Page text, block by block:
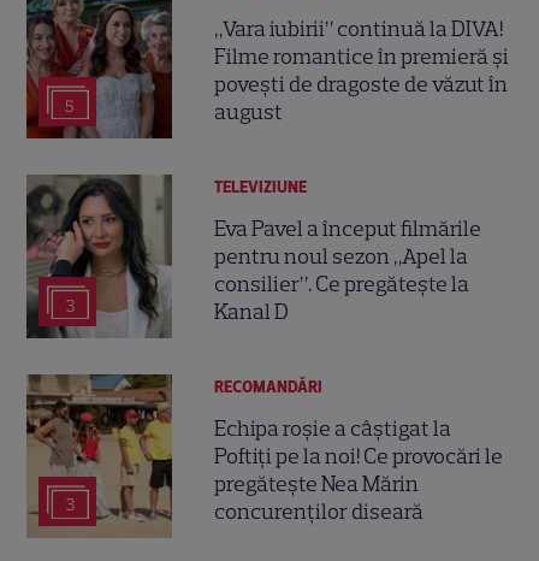
5
„Vara iubirii” continuă la DIVA!
Filme romantice în premieră și
povești de dragoste de văzut în
august
3
TELEVIZIUNE
Eva Pavel a început filmările
pentru noul sezon „Apel la
consilier”. Ce pregătește la
Kanal D
3
RECOMANDĂRI
Echipa roșie a câștigat la
Poftiți pe la noi! Ce provocări le
pregătește Nea Mărin
concurenților diseară